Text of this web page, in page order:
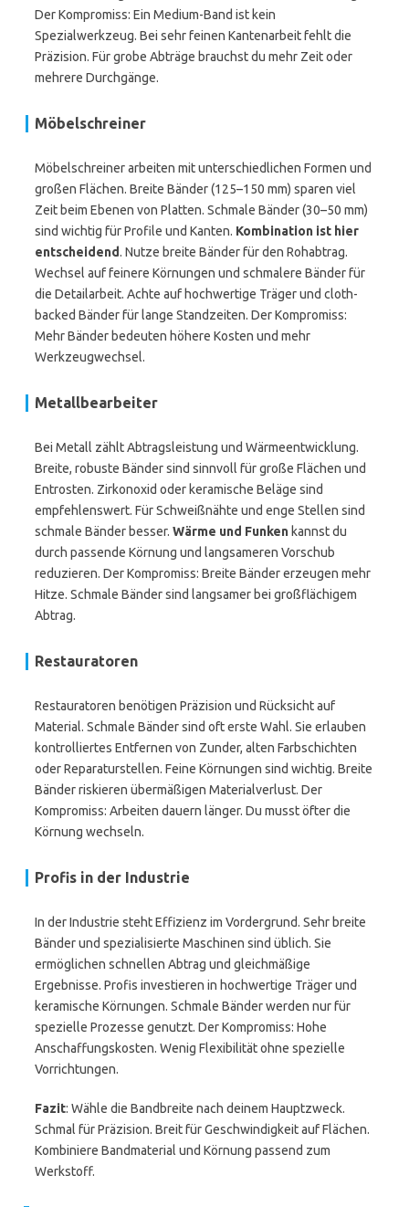
Der Kompromiss: Ein Medium-Band ist kein
Spezialwerkzeug. Bei sehr feinen Kantenarbeit fehlt die
Präzision. Für grobe Abträge brauchst du mehr Zeit oder
mehrere Durchgänge.
Möbelschreiner
Möbelschreiner arbeiten mit unterschiedlichen Formen und
großen Flächen. Breite Bänder (125–150 mm) sparen viel
Zeit beim Ebenen von Platten. Schmale Bänder (30–50 mm)
sind wichtig für Profile und Kanten. Kombination ist hier
entscheidend. Nutze breite Bänder für den Rohabtrag.
Wechsel auf feinere Körnungen und schmalere Bänder für
die Detailarbeit. Achte auf hochwertige Träger und cloth-
backed Bänder für lange Standzeiten. Der Kompromiss:
Mehr Bänder bedeuten höhere Kosten und mehr
Werkzeugwechsel.
Metallbearbeiter
Bei Metall zählt Abtragsleistung und Wärmeentwicklung.
Breite, robuste Bänder sind sinnvoll für große Flächen und
Entrosten. Zirkonoxid oder keramische Beläge sind
empfehlenswert. Für Schweißnähte und enge Stellen sind
schmale Bänder besser. Wärme und Funken kannst du
durch passende Körnung und langsameren Vorschub
reduzieren. Der Kompromiss: Breite Bänder erzeugen mehr
Hitze. Schmale Bänder sind langsamer bei großflächigem
Abtrag.
Restauratoren
Restauratoren benötigen Präzision und Rücksicht auf
Material. Schmale Bänder sind oft erste Wahl. Sie erlauben
kontrolliertes Entfernen von Zunder, alten Farbschichten
oder Reparaturstellen. Feine Körnungen sind wichtig. Breite
Bänder riskieren übermäßigen Materialverlust. Der
Kompromiss: Arbeiten dauern länger. Du musst öfter die
Körnung wechseln.
Profis in der Industrie
In der Industrie steht Effizienz im Vordergrund. Sehr breite
Bänder und spezialisierte Maschinen sind üblich. Sie
ermöglichen schnellen Abtrag und gleichmäßige
Ergebnisse. Profis investieren in hochwertige Träger und
keramische Körnungen. Schmale Bänder werden nur für
spezielle Prozesse genutzt. Der Kompromiss: Hohe
Anschaffungskosten. Wenig Flexibilität ohne spezielle
Vorrichtungen.
Fazit: Wähle die Bandbreite nach deinem Hauptzweck.
Schmal für Präzision. Breit für Geschwindigkeit auf Flächen.
Kombiniere Bandmaterial und Körnung passend zum
Werkstoff.